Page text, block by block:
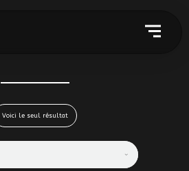
Voici le seul résultat